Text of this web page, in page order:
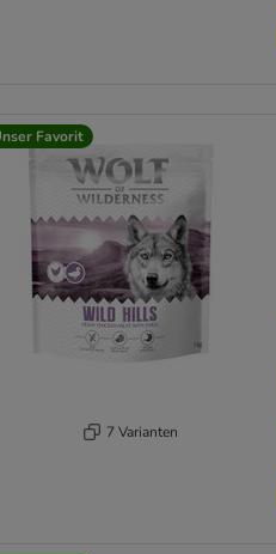
Favorit
7 Varianten